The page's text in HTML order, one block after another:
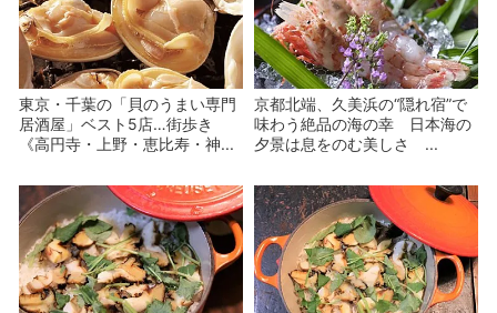
東京・千葉の「貝のうまい専門
居酒屋」ベスト5店…街歩き
《高円寺・上野・恵比寿・神...
京都北端、久美浜の“隠れ宿”で
味わう絶品の海の幸 日本海の
夕景は息をのむ美しさ ...